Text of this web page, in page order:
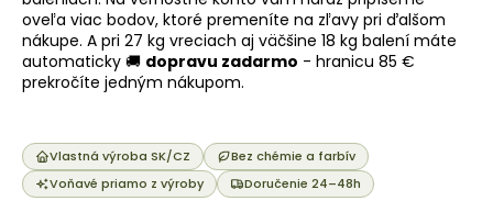
oveľa viac bodov, ktoré premeníte na zľavy pri ďalšom
nákupe. A pri 27 kg vreciach aj väčšine 18 kg balení máte
automaticky 🚚 dopravu zadarmo - hranicu 85 €
prekročíte jedným nákupom.
Vlastná výroba SK/CZ
Bez chémie a farbív
Voňavé priamo z výroby
Doručenie 24–48h
u
j
e
t
n
á